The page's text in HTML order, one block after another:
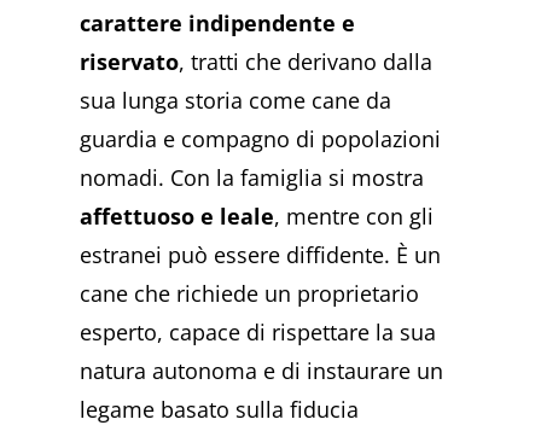
carattere indipendente e
riservato, tratti che derivano dalla
sua lunga storia come cane da
guardia e compagno di popolazioni
nomadi. Con la famiglia si mostra
affettuoso e leale, mentre con gli
estranei può essere diffidente. È un
cane che richiede un proprietario
esperto, capace di rispettare la sua
natura autonoma e di instaurare un
legame basato sulla fiducia